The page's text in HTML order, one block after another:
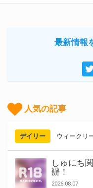
最新情報
人気の記事
デイリー ウィークリ
しゅにち
辦！
2026.08.07